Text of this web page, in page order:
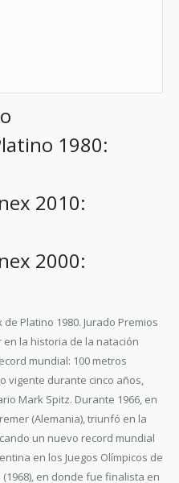
1980:
2010:
2000:
Platino 1980. Jurado Premios
en la historia de la natación
mundial: 100 metros
vigente durante cinco años,
Mark Spitz. Durante 1966, en
(Alemania), triunfó en la
un nuevo record mundial
en los Juegos Olímpicos de
(1968), en donde fue finalista en